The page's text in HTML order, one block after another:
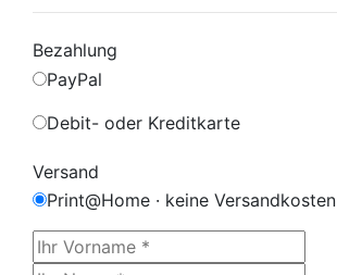
Bezahlung
PayPal
Debit- oder Kreditkarte
Versand
Print@Home · keine Versandkosten